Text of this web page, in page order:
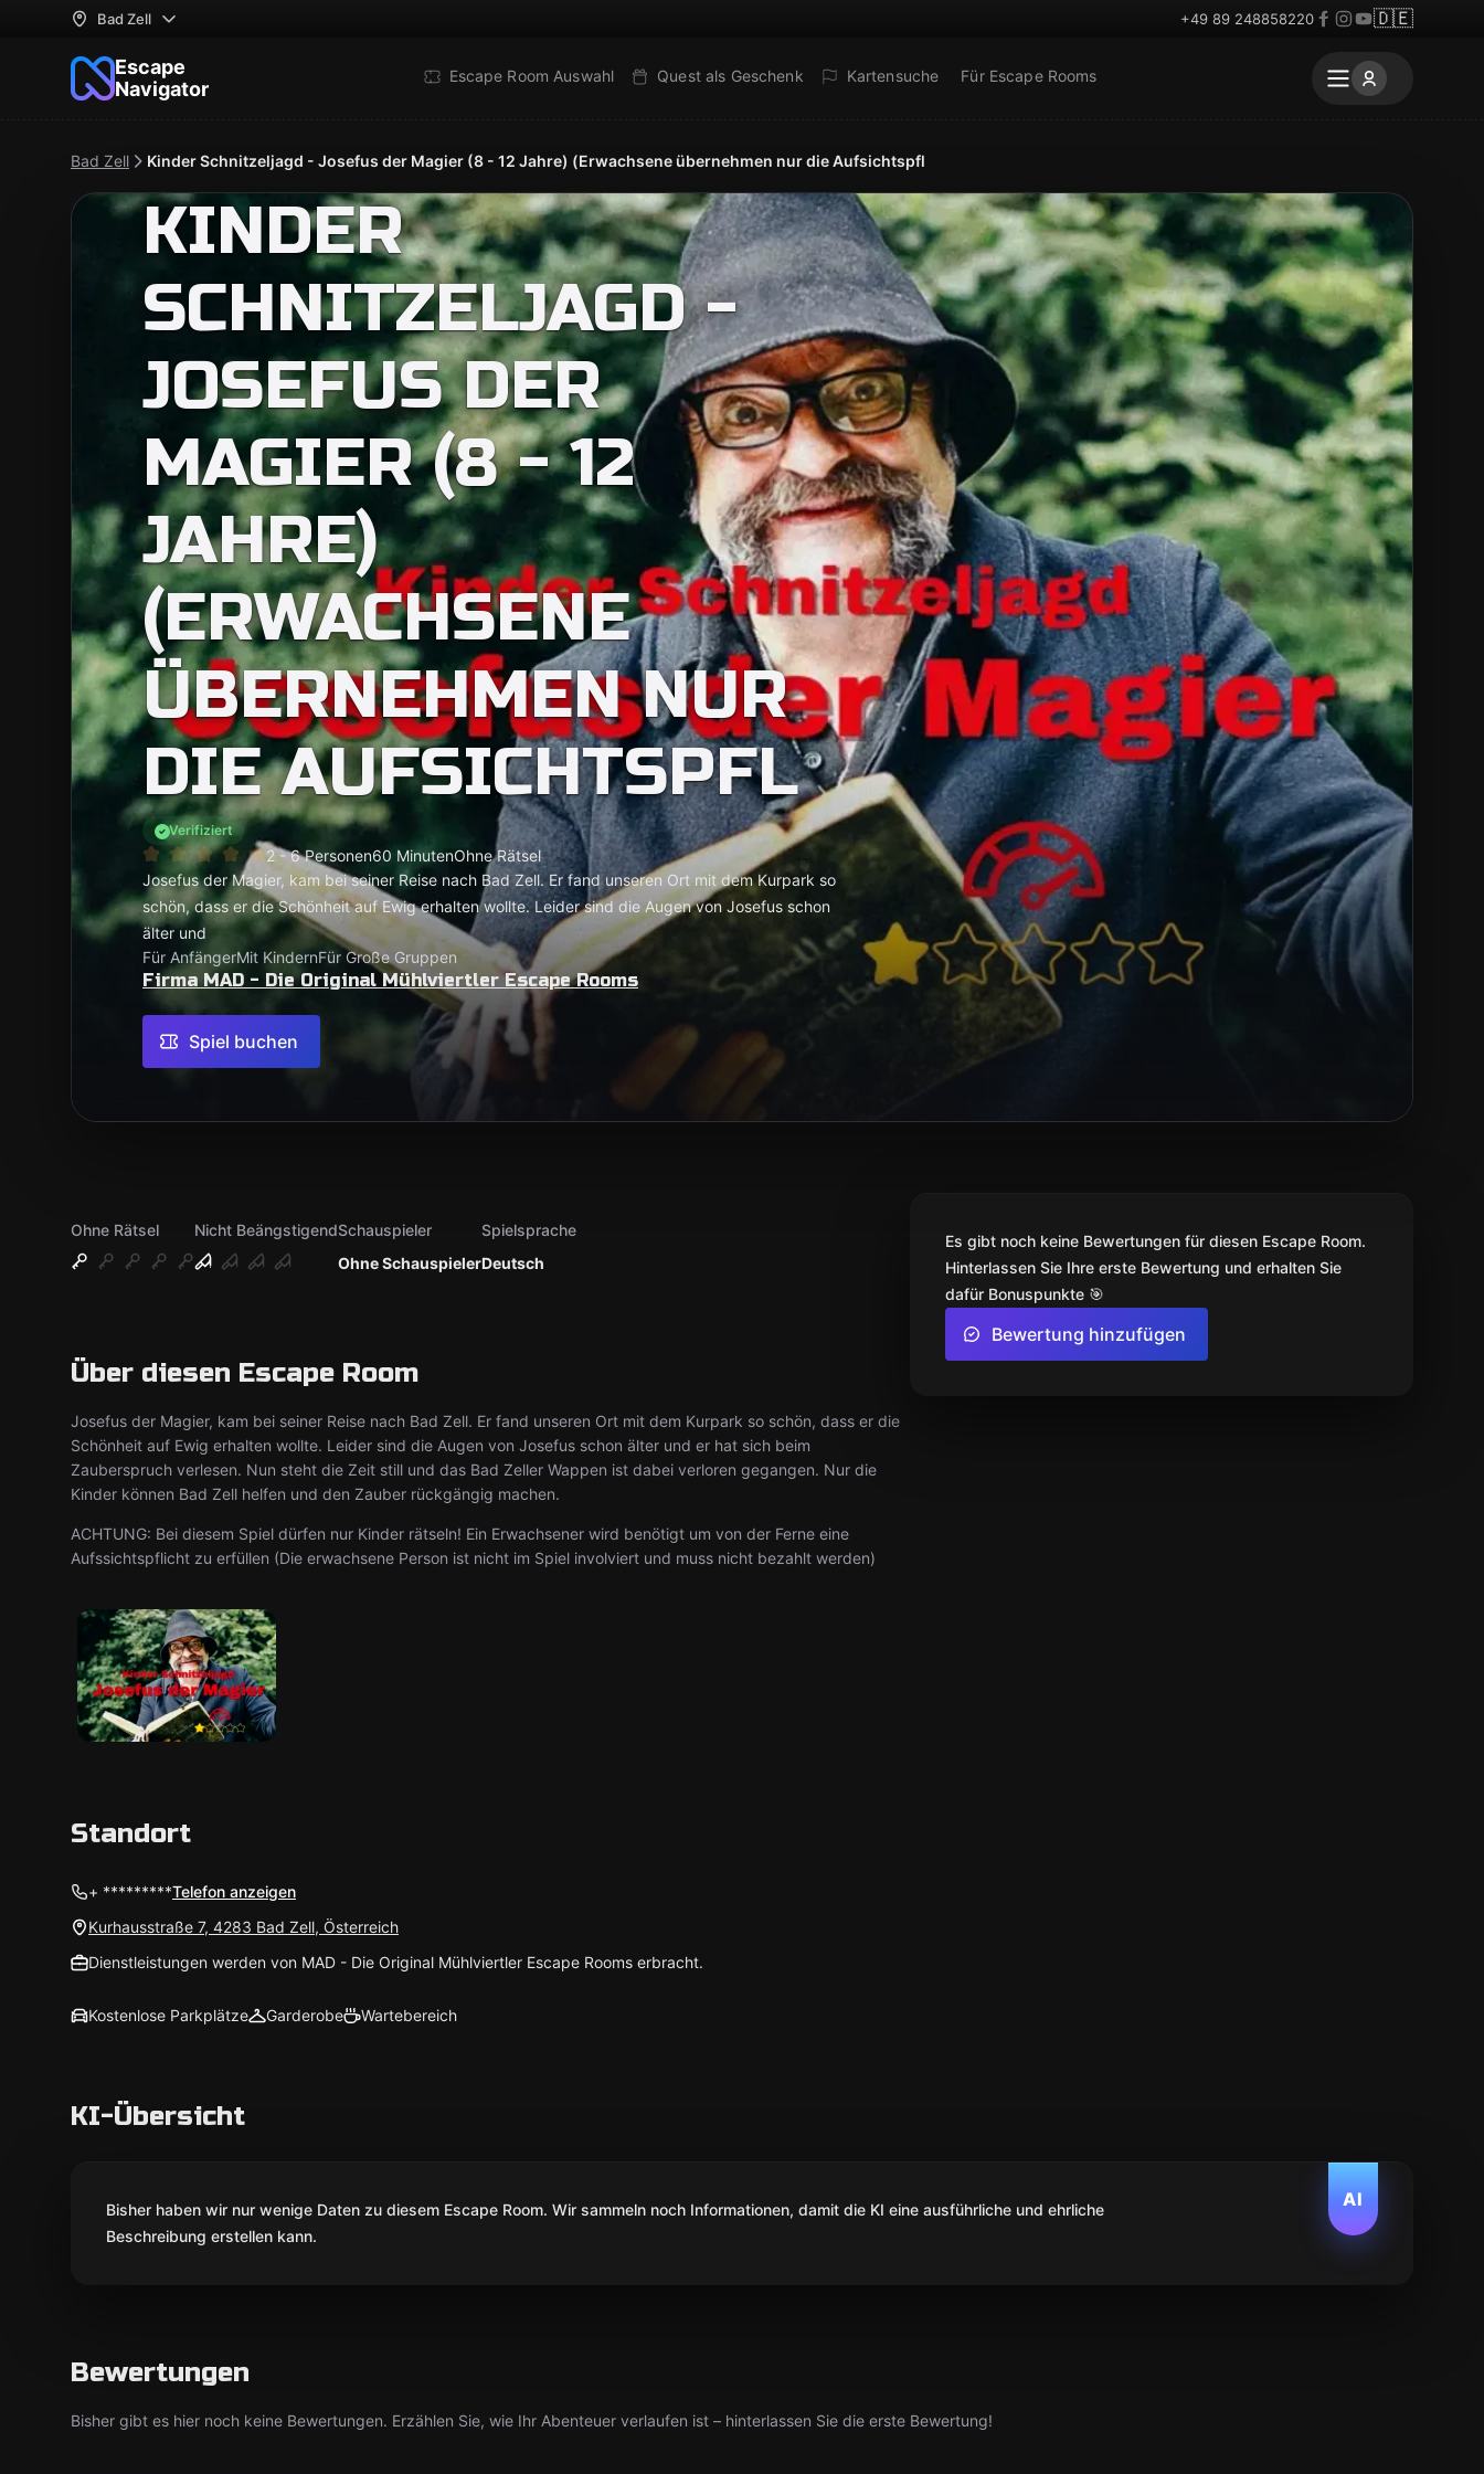
Bad Zell +49 89 248858220 🇩🇪
Escape
Navigator
Escape Room Auswahl Quest als Geschenk Kartensuche Für Escape Rooms
Bad Zell Kinder Schnitzeljagd - Josefus der Magier (8 - 12 Jahre) (Erwachsene übernehmen nur die Aufsichtspfl
Escape Room 8+
KINDER
SCHNITZELJAGD -
JOSEFUS DER
MAGIER (8 - 12
JAHRE)
(ERWACHSENE
ÜBERNEHMEN NUR
DIE AUFSICHTSPFL
Verifiziert
2 - 6 Personen60 MinutenOhne Rätsel
Josefus der Magier, kam bei seiner Reise nach Bad Zell. Er fand unseren Ort mit dem Kurpark so
schön, dass er die Schönheit auf Ewig erhalten wollte. Leider sind die Augen von Josefus schon
älter und
Für AnfängerMit KindernFür Große Gruppen
Firma MAD - Die Original Mühlviertler Escape Rooms
Spiel buchen
Ohne Rätsel
Nicht Beängstigend
Ohne Schauspieler
Schauspieler
Deutsch
Spielsprache
Über diesen Escape Room
Josefus der Magier, kam bei seiner Reise nach Bad Zell. Er fand unseren Ort mit dem Kurpark so schön, dass er die
Schönheit auf Ewig erhalten wollte. Leider sind die Augen von Josefus schon älter und er hat sich beim
Zauberspruch verlesen. Nun steht die Zeit still und das Bad Zeller Wappen ist dabei verloren gegangen. Nur die
Kinder können Bad Zell helfen und den Zauber rückgängig machen.
ACHTUNG: Bei diesem Spiel dürfen nur Kinder rätseln! Ein Erwachsener wird benötigt um von der Ferne eine
Aufssichtspflicht zu erfüllen (Die erwachsene Person ist nicht im Spiel involviert und muss nicht bezahlt werden)
Es gibt noch keine Bewertungen für diesen Escape Room.
Hinterlassen Sie Ihre erste Bewertung und erhalten Sie
dafür Bonuspunkte 🎯
Bewertung hinzufügen
Standort
+ *********Telefon anzeigen
Kurhausstraße 7, 4283 Bad Zell, Österreich
Dienstleistungen werden von MAD - Die Original Mühlviertler Escape Rooms erbracht.
Kostenlose Parkplätze Garderobe Wartebereich
KI-Übersicht
AI
Bisher haben wir nur wenige Daten zu diesem Escape Room. Wir sammeln noch Informationen, damit die KI eine ausführliche und ehrliche
Beschreibung erstellen kann.
Bewertungen
Bisher gibt es hier noch keine Bewertungen. Erzählen Sie, wie Ihr Abenteuer verlaufen ist – hinterlassen Sie die erste Bewertung!